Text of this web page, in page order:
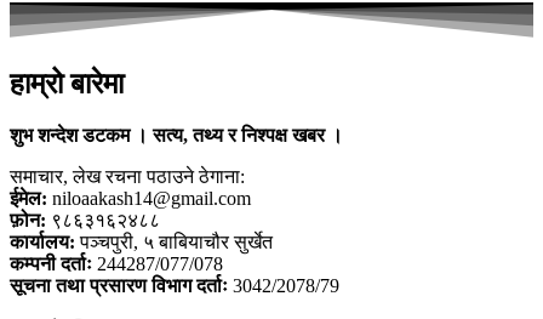
हाम्रो बारेमा
शुभ शन्देश डटकम । सत्य, तथ्य र निश्पक्ष खबर ।
समाचार, लेख रचना पठाउने ठेगाना:
ईमेल: niloaakash14@gmail.com
फ़ोन: ९८६३१६२४८८
कार्यालय: पञ्चपुरी, ५ बाबियाचौर सुर्खेत
कम्पनी दर्ताः 244287/077/078
सूचना तथा प्रसारण विभाग दर्ताः 3042/2078/79